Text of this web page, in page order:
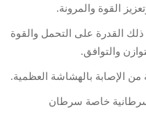
القوة والمرونة.
ذلك القدرة على التحمل والقوة
والتوافق.
من الإصابة بالهشاشة العظمية.
خاصة سرطان